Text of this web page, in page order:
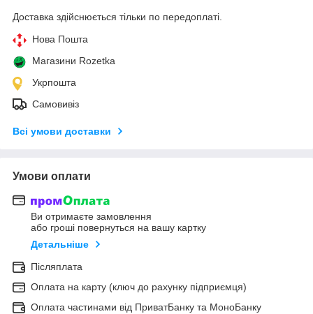
Доставка здійснюється тільки по передоплаті.
Нова Пошта
Магазини Rozetka
Укрпошта
Самовивіз
Всі умови доставки
Умови оплати
Ви отримаєте замовлення
або гроші повернуться на вашу картку
Детальніше
Післяплата
Оплата на карту (ключ до рахунку підприємця)
Оплата частинами від ПриватБанку та МоноБанку